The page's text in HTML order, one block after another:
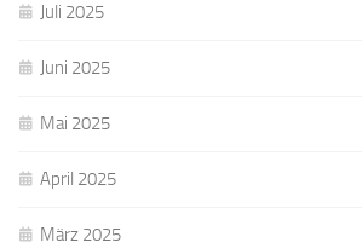
Juli 2025
Juni 2025
Mai 2025
April 2025
März 2025